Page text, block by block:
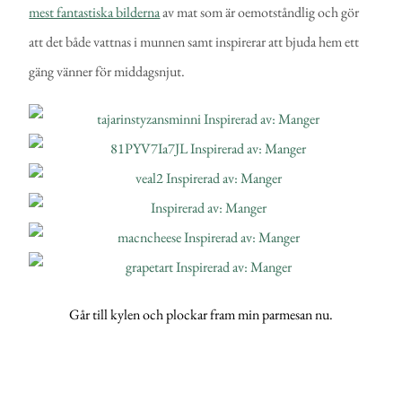
mest fantastiska bildernaav mat som är oemotståndlig och gör
att det både vattnas i munnen samt inspirerar att bjuda hem ett
gäng vänner för middagsnjut.
Går till kylen och plockar fram min parmesan nu.